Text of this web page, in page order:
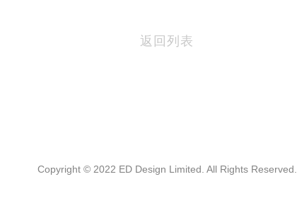
返回列表
Copyright © 2022 ED Design Limited. All Rights Reserved.